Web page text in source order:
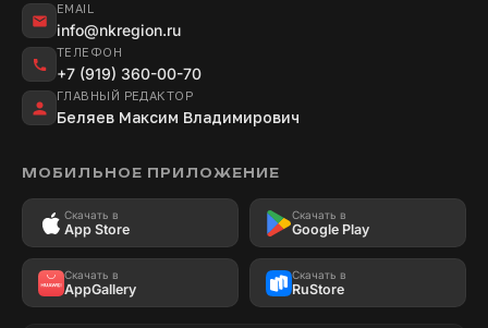
EMAIL
info@nkregion.ru
ТЕЛЕФОН
+7 (919) 360-00-70
ГЛАВНЫЙ РЕДАКТОР
Беляев Максим Владимирович
МОБИЛЬНОЕ ПРИЛОЖЕНИЕ
Скачать в
App Store
Скачать в
Google Play
Скачать в
AppGallery
Скачать в
RuStore